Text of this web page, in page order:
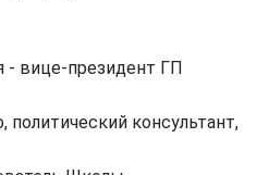
- вице-президент ГП
политический консультант,